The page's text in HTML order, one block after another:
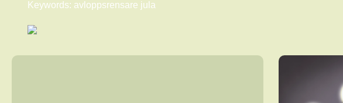
Keywords: avloppsrensare jula